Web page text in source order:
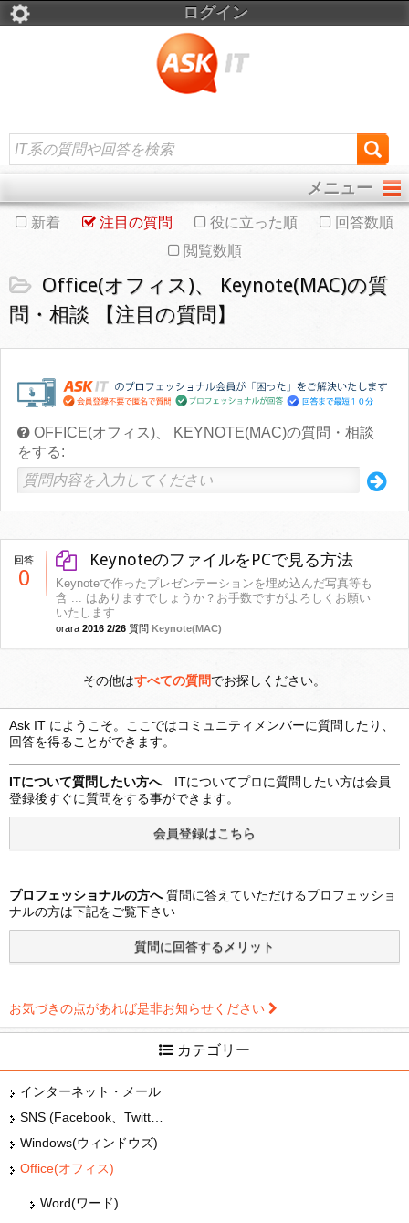
ログイン
メニュー
新着 注目の質問 役に立った順
回答数順
閲覧数順
Office(オフィス)、 Keynote(MAC)の質
問・相談 【注目の質問】
OFFICE(オフィス)、 KEYNOTE(MAC)の質問・相談
をする:
回答
0
KeynoteのファイルをPCで見る方法
Keynoteで作ったプレゼンテーションを埋め込んだ写真等も
含 ... はありますでしょうか？お手数ですがよろしくお願い
いたします
orara 2016 2/26 質問 Keynote(MAC)
その他はすべての質問でお探しください。
Ask IT にようこそ。ここではコミュニティメンバーに質問したり、
回答を得ることができます。
ITについて質問したい方へITについてプロに質問したい方は会員
登録後すぐに質問をする事ができます。
プロフェッショナルの方へ質問に答えていただけるプロフェッショ
ナルの方は下記をご覧下さい
お気づきの点があれば是非お知らせください
カテゴリー
インターネット・メール
Windows(ウィンドウズ)
Office(オフィス)
Word(ワード)